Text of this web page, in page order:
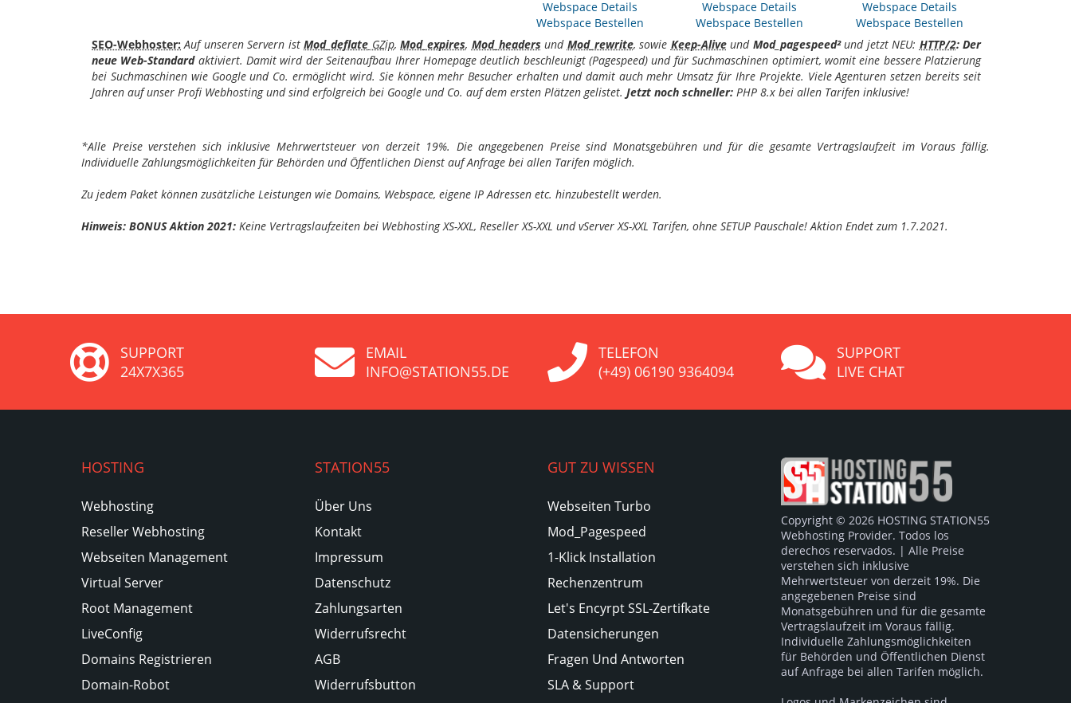
Webspace Details
Webspace Bestellen
Webspace Details
Webspace Bestellen
Webspace Details
Webspace Bestellen
SEO-Webhoster: Auf unseren Servern istMod_deflate GZip,Mod_expires, Mod_headersund Mod_rewrite, sowie Keep-Aliveund Mod_pagespeed²und jetzt NEU: HTTP/2: Der
neue Web-Standardaktiviert. Damit wird der Seitenaufbau Ihrer Homepage deutlich beschleunigt (Pagespeed) und für Suchmaschinen optimiert, womit eine bessere Platzierung
bei Suchmaschinen wie Google und Co. ermöglicht wird. Sie können mehr Besucher erhalten und damit auch mehr Umsatz für Ihre Projekte. Viele Agenturen setzen bereits seit
Jahren auf unser Profi Webhosting und sind erfolgreich bei Google und Co. auf dem ersten Plätzen gelistet. Jetzt noch schneller: PHP 8.x bei allen Tarifen inklusive!
*Alle Preise verstehen sich inklusive Mehrwertsteuer von derzeit 19%. Die angegebenen Preise sind Monatsgebühren und für die gesamte Vertragslaufzeit im Voraus fällig.
Individuelle Zahlungsmöglichkeiten für Behörden und Öffentlichen Dienst auf Anfrage bei allen Tarifen möglich.
Zu jedem Paket können zusätzliche Leistungen wie Domains, Webspace, eigene IP Adressen etc. hinzubestellt werden.
Hinweis: BONUS Aktion 2021: Keine Vertragslaufzeiten bei Webhosting XS-XXL, Reseller XS-XXL und vServer XS-XXL Tarifen, ohne SETUP Pauschale! Aktion Endet zum 1.7.2021.
SUPPORT
24X7X365
EMAIL
INFO@STATION55.DE
TELEFON
(+49) 06190 9364094
SUPPORT
LIVE CHAT
HOSTING
Webhosting
Reseller Webhosting
Webseiten Management
Virtual Server
Root Management
LiveConfig
Domains Registrieren
Domain-Robot
STATION55
Über Uns
Kontakt
Impressum
Datenschutz
Zahlungsarten
Widerrufsrecht
AGB
Widerrufsbutton
GUT ZU WISSEN
Webseiten Turbo
Mod_Pagespeed
1-Klick Installation
Rechenzentrum
Let's Encyrpt SSL-Zertifkate
Datensicherungen
Fragen Und Antworten
SLA & Support
Copyright © 2026 HOSTING STATION55
Webhosting Provider. Todos los
derechos reservados. | Alle Preise
verstehen sich inklusive
Mehrwertsteuer von derzeit 19%. Die
angegebenen Preise sind
Monatsgebühren und für die gesamte
Vertragslaufzeit im Voraus fällig.
Individuelle Zahlungsmöglichkeiten
für Behörden und Öffentlichen Dienst
auf Anfrage bei allen Tarifen möglich.